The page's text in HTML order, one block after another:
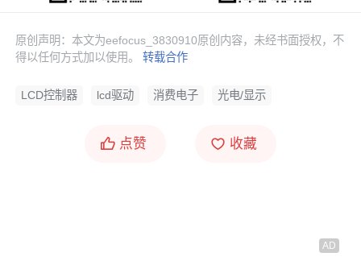
原创声明：本文为eefocus_3830910原创内容，未经书面授权，不
得以任何方式加以使用。转载合作
LCD控制器 lcd驱动 消费电子 光电/显示
点赞 收藏